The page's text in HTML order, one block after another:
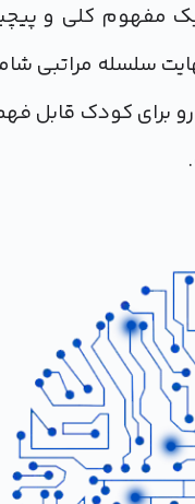
کلی و
سلسله مراتبی
کودک قابل فهم